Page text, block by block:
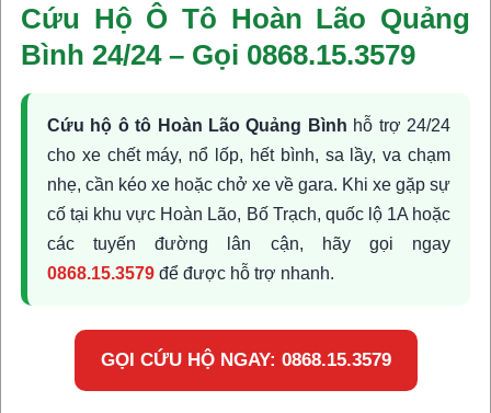
Cứu Hộ Ô Tô Hoàn Lão Quảng
Bình 24/24 – Gọi 0868.15.3579
Cứu hộ ô tô Hoàn Lão Quảng Bình hỗ trợ 24/24
cho xe chết máy, nổ lốp, hết bình, sa lầy, va chạm
nhẹ, cần kéo xe hoặc chở xe về gara. Khi xe gặp sự
cố tại khu vực Hoàn Lão, Bố Trạch, quốc lộ 1A hoặc
các tuyến đường lân cận, hãy gọi ngay
0868.15.3579để được hỗ trợ nhanh.
GỌI CỨU HỘ NGAY: 0868.15.3579